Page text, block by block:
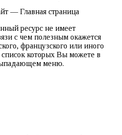
— Главная страница
ресурс не имеет
с чем полезным окажется
французского или иного
которых Вы можете в
меню.